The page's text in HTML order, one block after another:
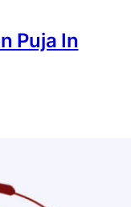
Puja In